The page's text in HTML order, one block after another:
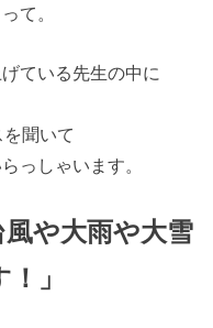
て。
ている先生の中に
を聞いて
っしゃいます。
風や大雨や大雪
」